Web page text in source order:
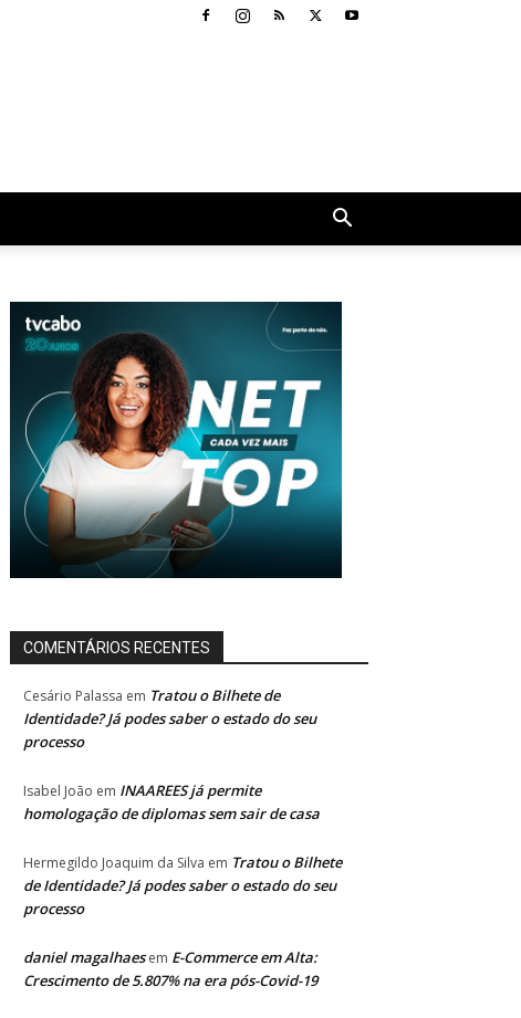
COMENTÁRIOS RECENTES
Cesário Palassa em Tratou o Bilhete de
Identidade? Já podes saber o estado do seu
processo
Isabel João em INAAREES já permite
homologação de diplomas sem sair de casa
Hermegildo Joaquim da Silva em Tratou o Bilhete
de Identidade? Já podes saber o estado do seu
processo
daniel magalhaesem E-Commerce em Alta:
Crescimento de 5.807% na era pós-Covid-19